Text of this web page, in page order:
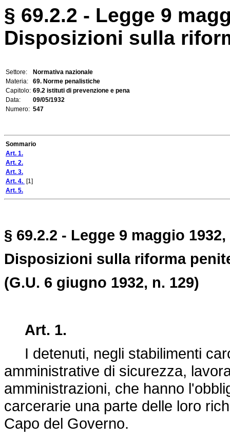
§ 69.2.2 - Legge 9
Disposizioni sulla
Settore:
Normativa nazionale
Materia:
69. Norme penalistiche
Capitolo: 69.2 istituti di prevenzione e pena
Data:
09/05/1932
Numero: 547
Sommario
Art. 1.
Art. 2.
Art. 3.
Art. 4. [1]
Art. 5.
§ 69.2.2 - Legge 9 maggio 1932,
Disposizioni sulla riforma
(G.U. 6 giugno 1932, n. 129)
Art. 1.
I detenuti, negli stabilimenti
amministrative di sicurezza,
amministrazioni, che hanno
carcerarie una parte delle loro
Capo del Governo.